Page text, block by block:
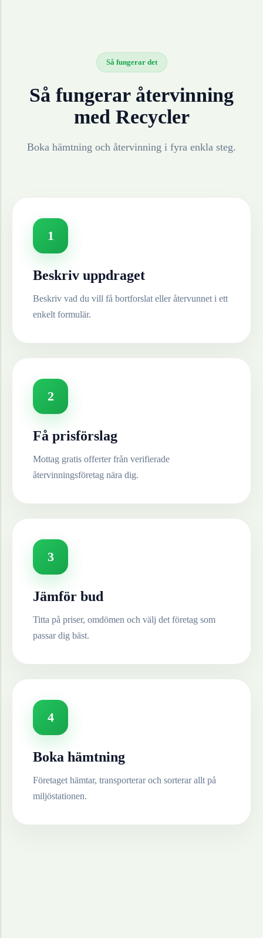
Så fungerar det
Så fungerar återvinning
med Recycler
Boka hämtning och återvinning i fyra enkla steg.
1
Beskriv uppdraget
Beskriv vad du vill få bortforslat eller återvunnet i ett
enkelt formulär.
2
Få prisförslag
Mottag gratis offerter från verifierade
återvinningsföretag nära dig.
3
Jämför bud
Titta på priser, omdömen och välj det företag som
passar dig bäst.
4
Boka hämtning
Företaget hämtar, transporterar och sorterar allt på
miljöstationen.